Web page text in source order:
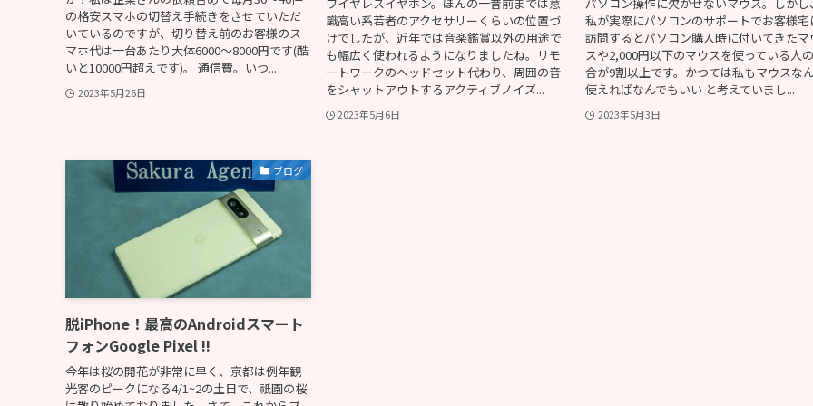
の格安スマホの切替え手続きをさせていただ
いているのですが、切り替え前のお客様のス
マホ代は一台あたり大体6000〜8000円です(酷
いと10000円超えです)。 通信費。いつ...
2023年5月26日
識高い系若者のアクセサリーくらいの位置づ
けでしたが、近年では音楽鑑賞以外の用途で
も幅広く使われるようになりましたね。リモ
ートワークのヘッドセット代わり、周囲の音
をシャットアウトするアクティブノイズ...
2023年5月6日
私が実際にパソコンのサポートでお客様宅
訪問するとパソコン購入時に付いてきたマ
スや2,000円以下のマウスを使っている人
合が9割以上です。かつては私もマウスな
使えればなんでもいい と考えていまし...
2023年5月3日
ブログ
脱iPhone！最高のAndroidスマート
フォンGoogle Pixel !!
今年は桜の開花が非常に早く、京都は例年観
光客のピークになる4/1~2の土日で、祇園の桜